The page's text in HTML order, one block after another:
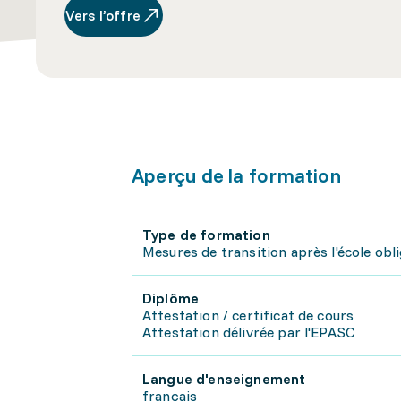
Vers l’offre
Aperçu de la formation
Type de formation
Mesures de transition après l'école
Diplôme
Attestation / certificat de cours
Attestation délivrée par l'EPASC
Langue d'enseignement
français